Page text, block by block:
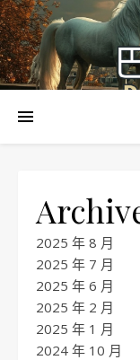
2025 年 8 月
2025 年 7 月
2025 年 6 月
2025 年 2 月
2025 年 1 月
2024 年 10 月